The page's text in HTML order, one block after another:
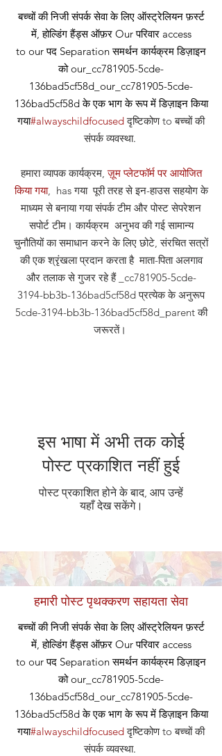
बच्चों की निजी संपर्क सेवा के लिए ऑस्ट्रेलियन फ़र्स्ट
में, होल्डिंग हैंड्स ऑफ़र Ourपरिवार access
to ourपद Separation समर्थन कार्यक्रम डिज़ाइन
को our_cc781905-5cde-
136bad5cf58d_our_cc781905-5cde-
136bad5cf58d के एक भाग के रूप में डिज़ाइन किया
गया#alwayschildfocusedदृष्टिकोणto बच्चों की
संपर्क व्यवस्था.
हमारा व्यापक कार्यक्रम,ज़ूम प्लेटफॉर्म पर आयोजित
किया गया, has गया पूरी तरह से इन-हाउस सहयोग के
माध्यम से बनाया गया संपर्क टीम और पोस्ट सेपरेशन
सपोर्ट टीम। कार्यक्रम अनुभव की गई सामान्य
चुनौतियों का समाधान करने के लिए छोटे, संरचित सत्रों
की एक श्रृंखला प्रदान करता है माता-पिता अलगाव
और तलाक से गुजर रहे हैं _cc781905-5cde-
3194-bb3b-136bad5cf58d प्रत्येक के अनुरूप
5cde-3194-bb3b-136bad5cf58d_parent की
जरूरतें।
इस भाषा में अभी तक कोई
पोस्ट प्रकाशित नहीं हुई
पोस्ट प्रकाशित होने के बाद, आप उन्हें
यहाँ देख सकेंगे।
हमारी पोस्ट पृथक्करण सहायता सेवा
बच्चों की निजी संपर्क सेवा के लिए ऑस्ट्रेलियन फ़र्स्ट
में, होल्डिंग हैंड्स ऑफ़र Ourपरिवार access
to ourपद Separation समर्थन कार्यक्रम डिज़ाइन
को our_cc781905-5cde-
136bad5cf58d_our_cc781905-5cde-
136bad5cf58d के एक भाग के रूप में डिज़ाइन किया
गया#alwayschildfocusedदृष्टिकोणto बच्चों की
संपर्क व्यवस्था.